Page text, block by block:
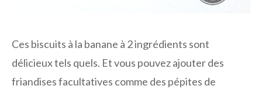
Ces biscuits à la banane à 2 ingrédients sont
délicieux tels quels. Et vous pouvez ajouter des
friandises facultatives comme des pépites de